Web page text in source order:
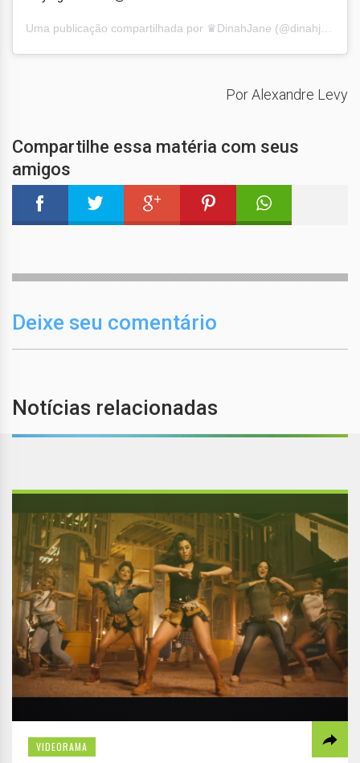
Uma publicação compartilhada por ♛DinahJane (@dinahjane97) em
Por Alexandre Levy
Compartilhe essa matéria com seus
amigos
Deixe seu comentário
Notícias relacionadas
VIDEORAMA